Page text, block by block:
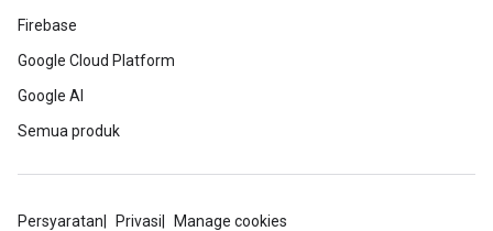
Firebase
Google Cloud Platform
Google AI
Semua produk
Persyaratan Privasi Manage cookies